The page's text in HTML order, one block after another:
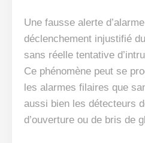
Une fausse alerte
déclenchement injustifié
sans réelle tentative
Ce phénomène peut se
les alarmes filaires que
aussi bien les détecteurs
d’ouverture ou de bris de